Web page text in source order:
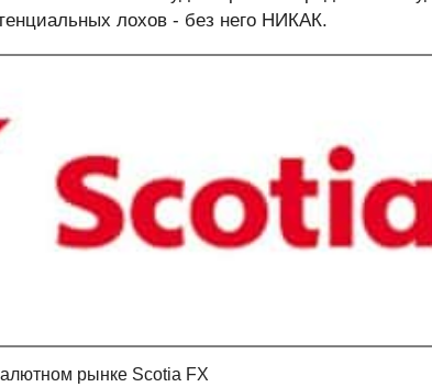
лохов - без него НИКАК.
рынке Scotia FX